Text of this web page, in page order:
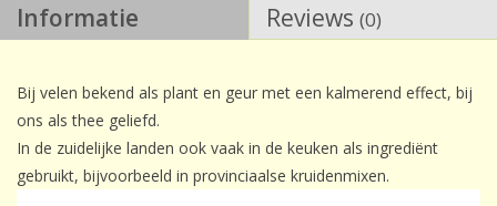
Informatie Reviews (0)
Bij velen bekend als plant en geur met een kalmerend effect, bij
ons als thee geliefd.
In de zuidelijke landen ook vaak in de keuken als ingrediënt
gebruikt, bijvoorbeeld in provinciaalse kruidenmixen.